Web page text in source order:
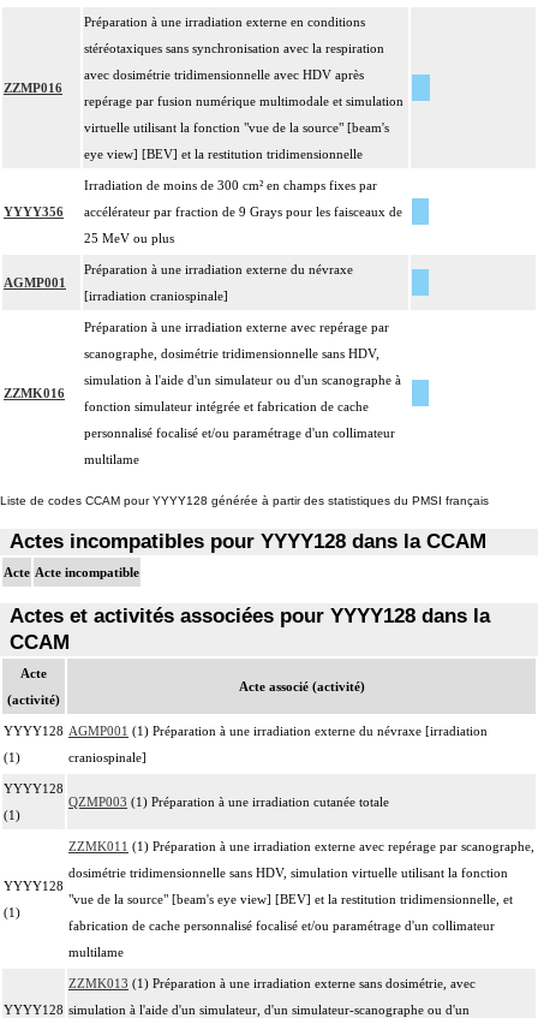
ZZMP016
Préparation à une irradiation externe en conditions
stéréotaxiques sans synchronisation avec la respiration
avec dosimétrie tridimensionnelle avec HDV après
repérage par fusion numérique multimodale et simulation
virtuelle utilisant la fonction "vue de la source" [beam's
eye view] [BEV] et la restitution tridimensionnelle
YYYY356
Irradiation de moins de 300 cm² en champs fixes par
accélérateur par fraction de 9 Grays pour les faisceaux de
25 MeV ou plus
AGMP001
Préparation à une irradiation externe du névraxe
[irradiation craniospinale]
ZZMK016
Préparation à une irradiation externe avec repérage par
scanographe, dosimétrie tridimensionnelle sans HDV,
simulation à l'aide d'un simulateur ou d'un scanographe à
fonction simulateur intégrée et fabrication de cache
personnalisé focalisé et/ou paramétrage d'un collimateur
multilame
Liste de codes CCAM pour YYYY128 générée à partir des statistiques du PMSI français
Actes incompatibles pour YYYY128 dans la CCAM
Acte Acte incompatible
Actes et activités associées pour YYYY128 dans la
CCAM
Acte
(activité)
Acte associé (activité)
YYYY128
(1)
AGMP001 (1) Préparation à une irradiation externe du névraxe [irradiation
craniospinale]
YYYY128
(1)
QZMP003 (1) Préparation à une irradiation cutanée totale
YYYY128
(1)
ZZMK011 (1) Préparation à une irradiation externe avec repérage par scanographe,
dosimétrie tridimensionnelle sans HDV, simulation virtuelle utilisant la fonction
"vue de la source" [beam's eye view] [BEV] et la restitution tridimensionnelle, et
fabrication de cache personnalisé focalisé et/ou paramétrage d'un collimateur
multilame
YYYY128
ZZMK013 (1) Préparation à une irradiation externe sans dosimétrie, avec
simulation à l'aide d'un simulateur, d'un simulateur-scanographe ou d'un